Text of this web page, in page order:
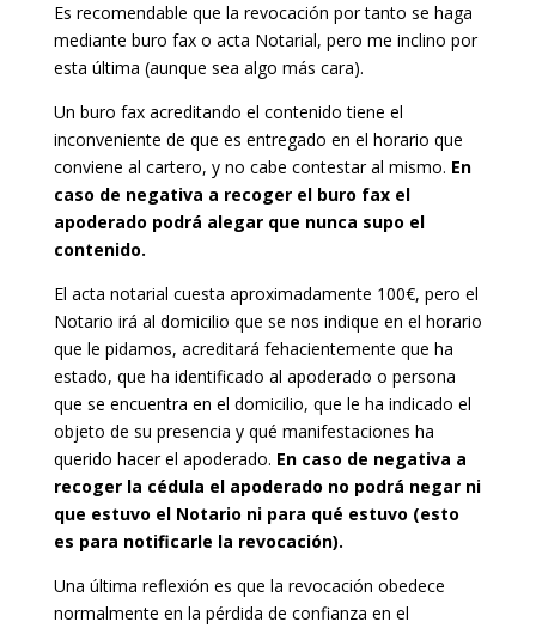
Es recomendable que la revocación por tanto se haga
mediante buro fax o acta Notarial, pero me inclino por
esta última (aunque sea algo más cara).
Un buro fax acreditando el contenido tiene el
inconveniente de que es entregado en el horario que
conviene al cartero, y no cabe contestar al mismo. En
caso de negativa a recoger el buro fax el
apoderado podrá alegar que nunca supo el
contenido.
El acta notarial cuesta aproximadamente 100€, pero el
Notario irá al domicilio que se nos indique en el horario
que le pidamos, acreditará fehacientemente que ha
estado, que ha identificado al apoderado o persona
que se encuentra en el domicilio, que le ha indicado el
objeto de su presencia y qué manifestaciones ha
querido hacer el apoderado. En caso de negativa a
recoger la cédula el apoderado no podrá negar ni
que estuvo el Notario ni para qué estuvo (esto
es para notificarle la revocación).
Una última reflexión es que la revocación obedece
normalmente en la pérdida de confianza en el